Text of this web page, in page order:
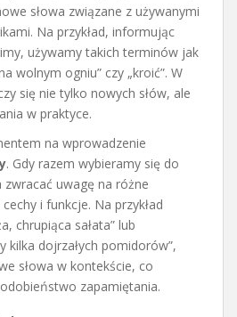
słowa związane z używanymi
Na przykład, informując
używamy takich terminów jak
wolnym ogniu” czy „kroić”. W
się nie tylko nowych słów, ale
w praktyce.
na wprowadzenie
. Gdy razem wybieramy się do
uwagę na różne
i funkcje. Na przykład
chrupiąca sałata” lub
kilka dojrzałych pomidorów”,
słowa w kontekście, co
zapamiętania.